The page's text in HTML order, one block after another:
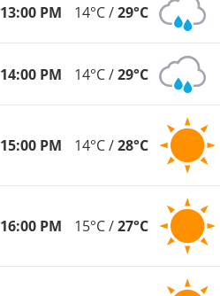
13:00 PM 14°C /29°C
14:00 PM 14°C /29°C
15:00 PM 14°C /28°C
16:00 PM 15°C /27°C